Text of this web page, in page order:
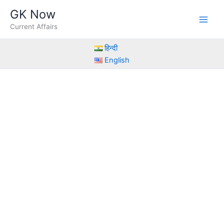
content
GK Now
Current Affairs
हिन्दी
English